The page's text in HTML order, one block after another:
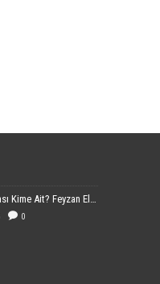
FEYEL Markası Kime Ait? Feyzan Elektronik Hakkında Bilgiler
0